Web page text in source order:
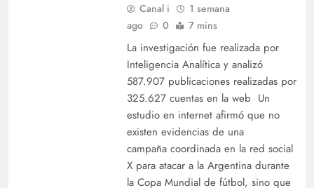
Canal i
1 semana
ago
0 7 mins
La investigación fue realizada por
Inteligencia Analítica y analizó
587.907 publicaciones realizadas por
325.627 cuentas en la web Un
estudio en internet afirmó que no
existen evidencias de una
campaña coordinada en la red social
X para atacar a la Argentina durante
la Copa Mundial de fútbol, sino que